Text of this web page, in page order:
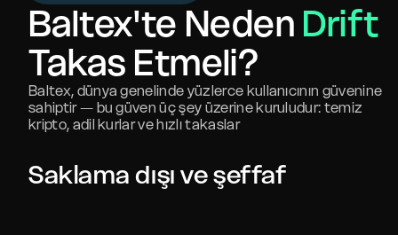
Baltex'te Neden Drift
Takas Etmeli?
Baltex, dünya genelinde yüzlerce kullanıcının güvenine
sahiptir — bu güven üç şey üzerine kuruludur: temiz
kripto, adil kurlar ve hızlı takaslar
Saklama dışı ve şeffaf